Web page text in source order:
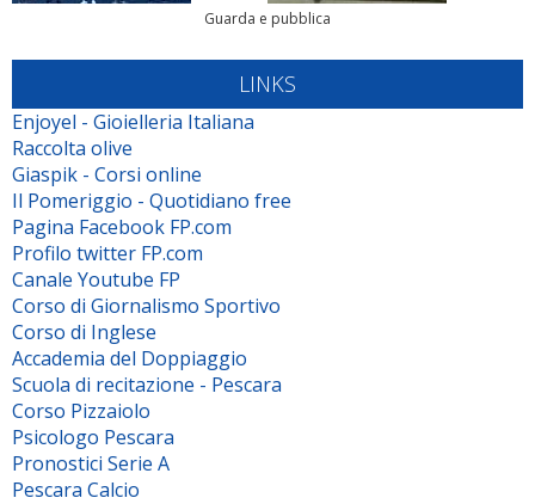
Guarda e pubblica
LINKS
Enjoyel - Gioielleria Italiana
Raccolta olive
Giaspik - Corsi online
Il Pomeriggio - Quotidiano free
Pagina Facebook FP.com
Profilo twitter FP.com
Canale Youtube FP
Corso di Giornalismo Sportivo
Corso di Inglese
Accademia del Doppiaggio
Scuola di recitazione - Pescara
Corso Pizzaiolo
Psicologo Pescara
Pronostici Serie A
Pescara Calcio